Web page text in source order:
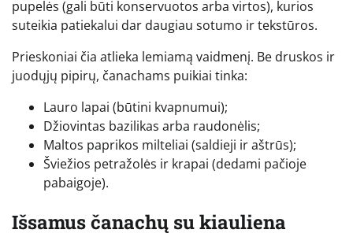
pupelės (gali būti konservuotos arba virtos), kurios
suteikia patiekalui dar daugiau sotumo ir tekstūros.
Prieskoniai čia atlieka lemiamą vaidmenį. Be druskos ir
juodųjų pipirų, čanachams puikiai tinka:
Lauro lapai (būtini kvapnumui);
Džiovintas bazilikas arba raudonėlis;
Maltos paprikos milteliai (saldieji ir aštrūs);
Šviežios petražolės ir krapai (dedami pačioje
pabaigoje).
Išsamus čanachų su kiauliena